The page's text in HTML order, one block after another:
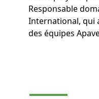
Responsable
International, qui
des équipes